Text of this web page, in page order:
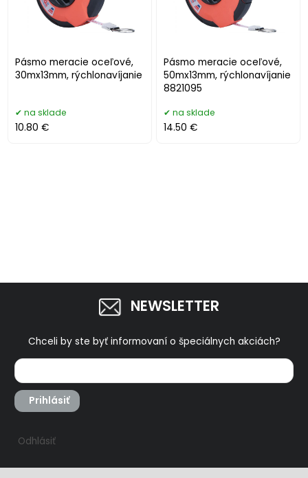
Pásmo meracie oceľové,
30mx13mm, rýchlonavíjanie
na sklade
10.80 €
Pásmo meracie oceľové,
50mx13mm, rýchlonavíjanie
8821095
na sklade
14.50 €
NEWSLETTER
Chceli by ste byť informovaní o špeciálnych akciách?
Prihlásiť
Odhlásiť